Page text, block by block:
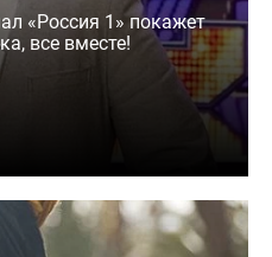
«Россия 1» покажет
все вместе!